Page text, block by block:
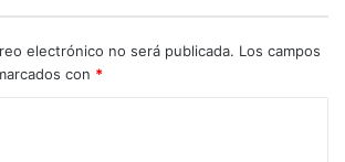
electrónico no será publicada. Los campos
con *